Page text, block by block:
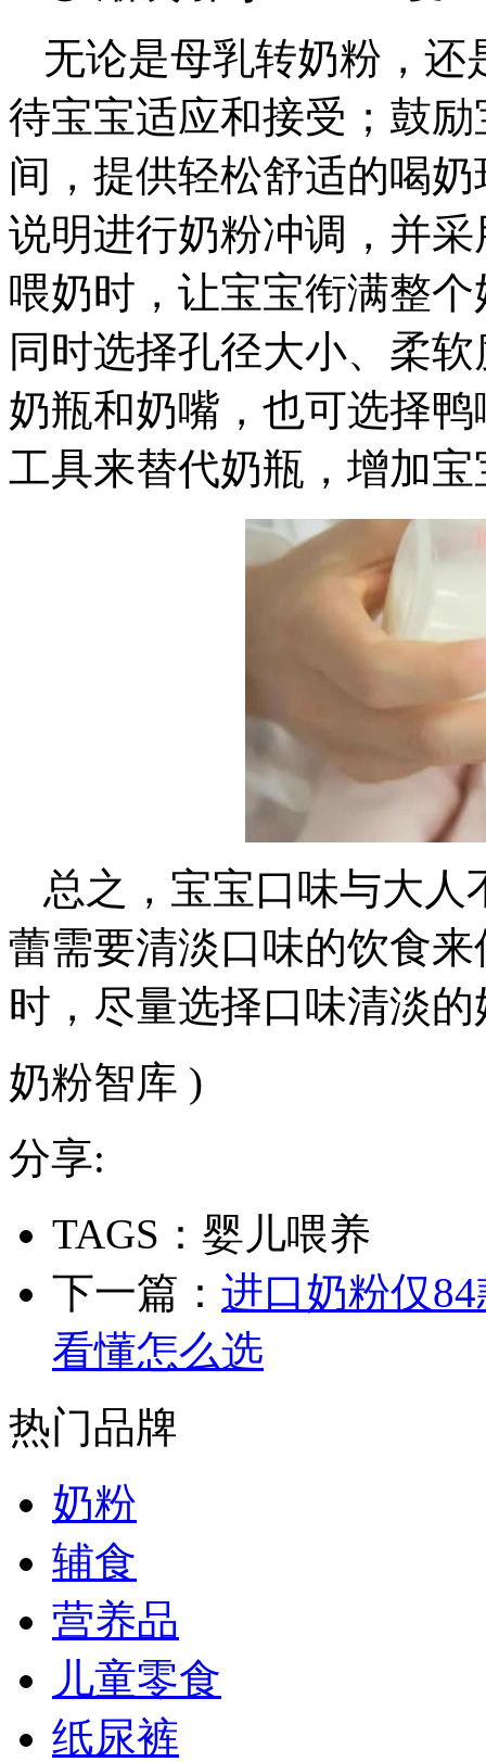
无论是母乳转奶粉，
待宝宝适应和接受；鼓
间，提供轻松舒适的喝
说明进行奶粉冲调，并
喂奶时，让宝宝衔满整
同时选择孔径大小、柔
奶瓶和奶嘴，也可选择
工具来替代奶瓶，增加
总之，宝宝口味与大人
蕾需要清淡口味的饮食
时，尽量选择口味清淡
奶粉智库 )
分享:
TAGS：婴儿喂养
下一篇： 进口奶粉仅
看懂怎么选
热门品牌
奶粉
辅食
营养品
儿童零食
纸尿裤